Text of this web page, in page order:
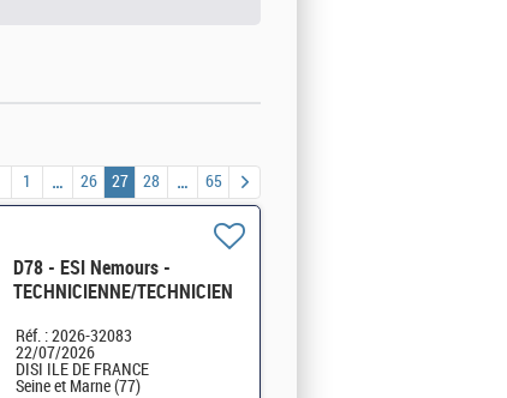
1 26 27 28 65
D78 - ESI Nemours -
TECHNICIENNE/TECHNICIEN
MULTIMEDIAS et
MAINTENANCE H/F
Réf. : 2026-32083
22/07/2026
DISI ILE DE FRANCE
Seine et Marne (77)